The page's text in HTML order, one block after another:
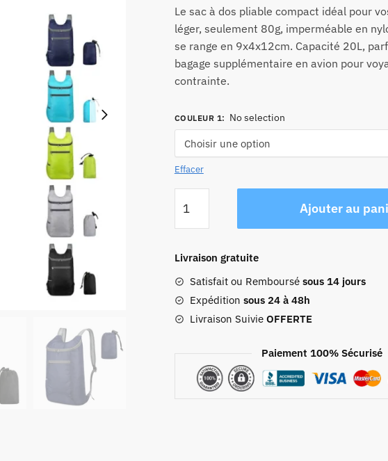
Le sac à dos pliable compact idéal pour
léger, seulement 80g, imperméable en
se range en 9x4x12cm. Capacité 20L,
bagage supplémentaire en avion pour
contrainte.
COULEUR 1: No selection
Effacer
de
Sac
Dos
Pliable
De
Voyage
Ajouter au
Livraison gratuite
Satisfait ou Remboursé sous 14 jours
Expédition sous 24 à 48h
Livraison Suivie OFFERTE
Paiement 100% Sécurisé